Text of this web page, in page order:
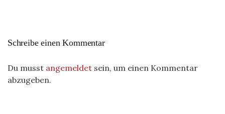
Schreibe einen Kommentar
Du musst angemeldet sein, um einen Kommentar
abzugeben.